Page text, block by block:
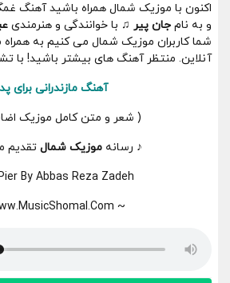
اکنون با موزیک شمال همراه باشید آهنگ
و به نام جان پیر ♫ با خوانندگی و هنرمندی
شما کاربران موزیک شمال می کنیم به
آنلاین. منتظر آهنگ های بیشتر باشید! با
آهنگ مازندرانی برای
( شعر و متن کامل موزیک
♪ رسانهموزیک شمال تقدیم
By Abbas Reza Zadeh
~ Www.MusicShomal.Com ~